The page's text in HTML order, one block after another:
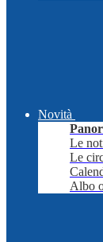
Novità
Le
Le
Albo